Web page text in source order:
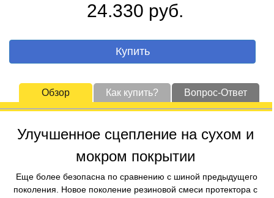
24.330 руб.
Купить
Обзор Как купить? Вопрос-Ответ
Улучшенное сцепление на сухом и
мокром покрытии
Еще более безопасна по сравнению с шиной предыдущего
поколения. Новое поколение резиновой смеси протектора с